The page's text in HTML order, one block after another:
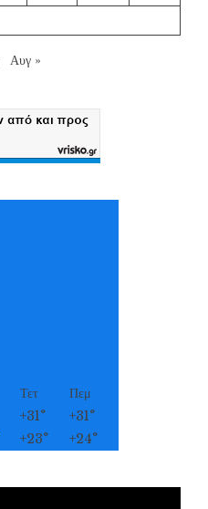
Αυγ »
Τετ
Πεμ
+31° +31°
+23° +24°